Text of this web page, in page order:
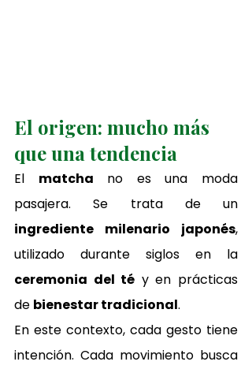
El origen: mucho más
que una tendencia
El matcha no es una moda
ingrediente milenario japonés,
ceremonia del té y en prácticas
de bienestar tradicional.
En este contexto, cada gesto tiene
intención. Cada movimiento busca